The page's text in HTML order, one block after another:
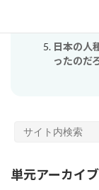
日本の人
ったのだ
単元アーカイブ